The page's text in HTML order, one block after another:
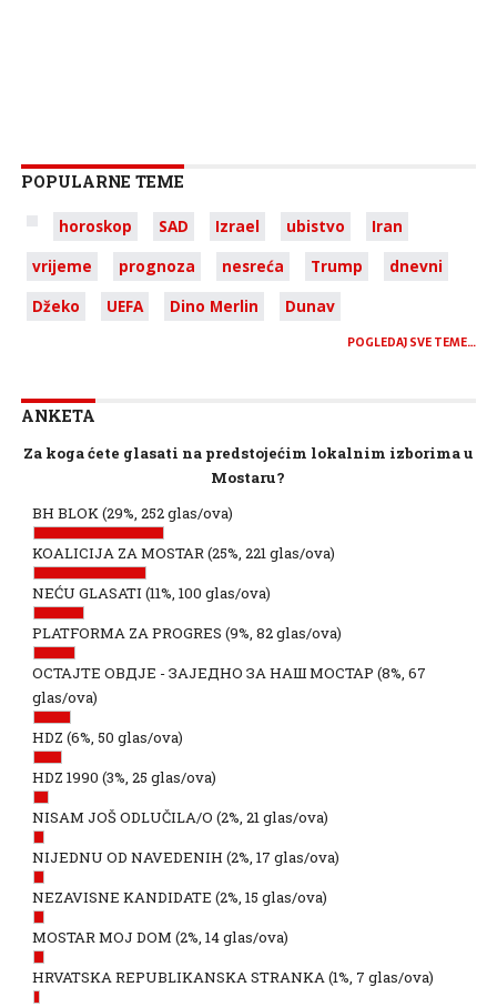
POPULARNE TEME
horoskop SAD Izrael ubistvo
Iran
vrijeme
prognoza nesreća Trump
dnevni
Džeko
UEFA Dino Merlin Dunav
POGLEDAJ SVE TEME…
ANKETA
Za koga ćete glasati na predstojećim lokalnim izborima u
Mostaru?
BH BLOK(29%, 252 glas/ova)
KOALICIJA ZA MOSTAR(25%, 221 glas/ova)
NEĆU GLASATI (11%, 100 glas/ova)
PLATFORMA ZA PROGRES (9%, 82 glas/ova)
ОСТАЈТЕ ОВДЈЕ - ЗАЈЕДНО ЗА НАШ МОСТАР (8%, 67
glas/ova)
HDZ (6%, 50 glas/ova)
HDZ 1990 (3%, 25 glas/ova)
NISAM JOŠ ODLUČILA/O (2%, 21 glas/ova)
NIJEDNU OD NAVEDENIH (2%, 17 glas/ova)
NEZAVISNE KANDIDATE (2%, 15 glas/ova)
MOSTAR MOJ DOM (2%, 14 glas/ova)
HRVATSKA REPUBLIKANSKA STRANKA(1%, 7 glas/ova)